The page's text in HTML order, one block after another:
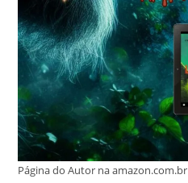
Página do Autor na amazon.com.br